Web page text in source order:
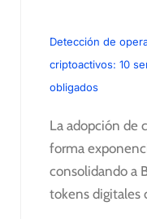
Detección de
criptoactivos: 10
obligados
La adopción de
forma
consolidando a
tokens digitales